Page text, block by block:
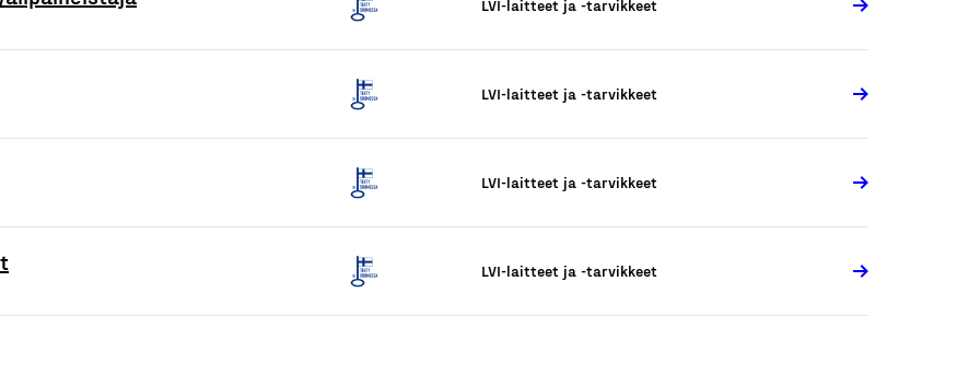
LVI-laitteet ja -tarvikkeet
LVI-laitteet ja -tarvikkeet
LVI-laitteet ja -tarvikkeet
LVI-laitteet ja -tarvikkeet